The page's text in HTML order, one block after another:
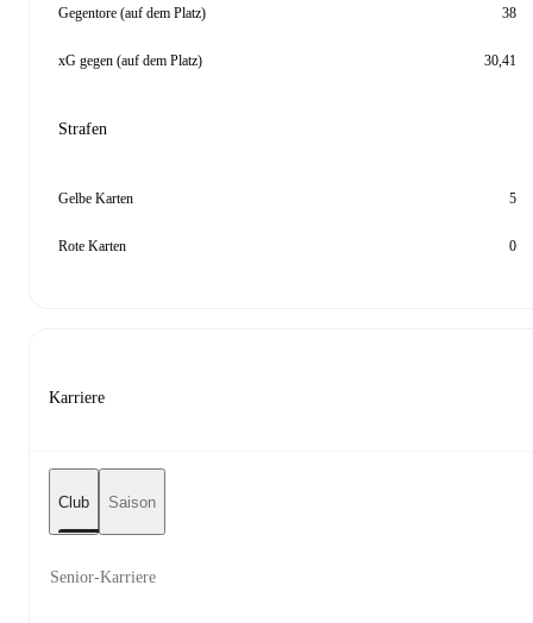
Gegentore (auf dem Platz) 38
xG gegen (auf dem Platz) 30,41
Strafen
Gelbe Karten 5
Rote Karten 0
Karriere
Club Saison
Senior-Karriere